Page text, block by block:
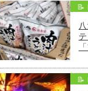
📝
📝